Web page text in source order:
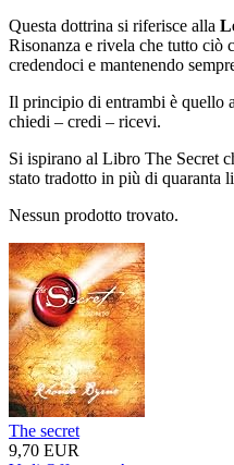
Questa dottrina si riferisce alla
Risonanza e rivela che tutto ciò
credendoci e mantenendo
Il principio di entrambi è quello
chiedi – credi – ricevi.
Si ispirano al Libro The Secret
stato tradotto in più di quaranta
Nessun prodotto trovato.
The secret
9,70 EUR